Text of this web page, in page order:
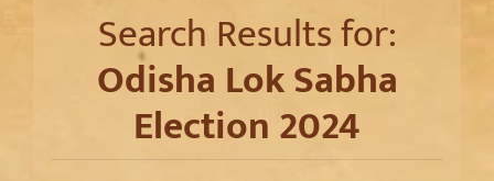
Search Results for:
Odisha Lok Sabha
Election 2024